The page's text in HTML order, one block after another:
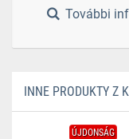
További
INNE PRODUKTY Z
ÚJDONSÁG